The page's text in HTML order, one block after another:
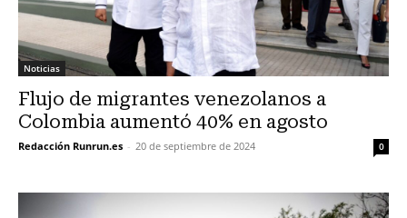
Noticias
Flujo de migrantes venezolanos a
Colombia aumentó 40% en agosto
Redacción Runrun.es - 20 de septiembre de 2024 0